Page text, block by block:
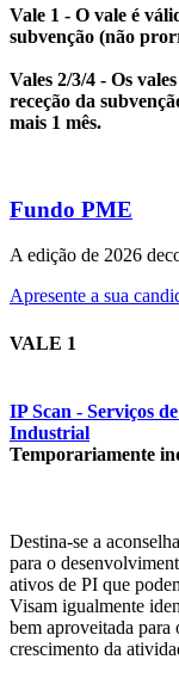
Vale 1 - O vale é
subvenção (não
Vales 2/3/4 - Os
receção da
mais 1 mês.
Fundo PME
A edição de 2026
Apresente a sua
VALE 1
IP Scan - Serviços
Industrial
Temporariamente
Destina-se a
para o
ativos de PI que
Visam igualmente
bem aproveitada
crescimento da